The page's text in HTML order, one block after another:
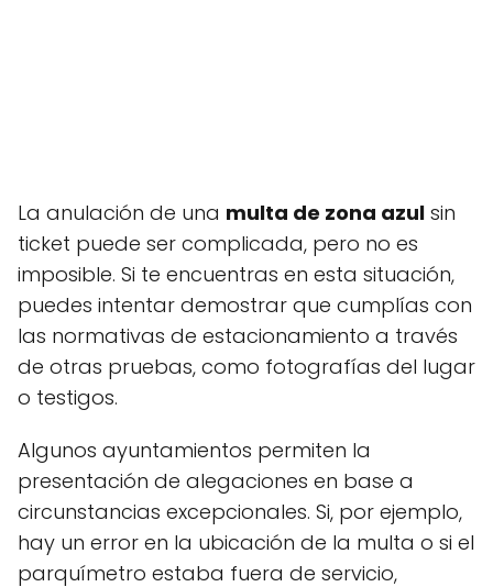
La anulación de una multa de zona azul sin
ticket puede ser complicada, pero no es
imposible. Si te encuentras en esta situación,
puedes intentar demostrar que cumplías con
las normativas de estacionamiento a través
de otras pruebas, como fotografías del lugar
o testigos.
Algunos ayuntamientos permiten la
presentación de alegaciones en base a
circunstancias excepcionales. Si, por ejemplo,
hay un error en la ubicación de la multa o si el
parquímetro estaba fuera de servicio,